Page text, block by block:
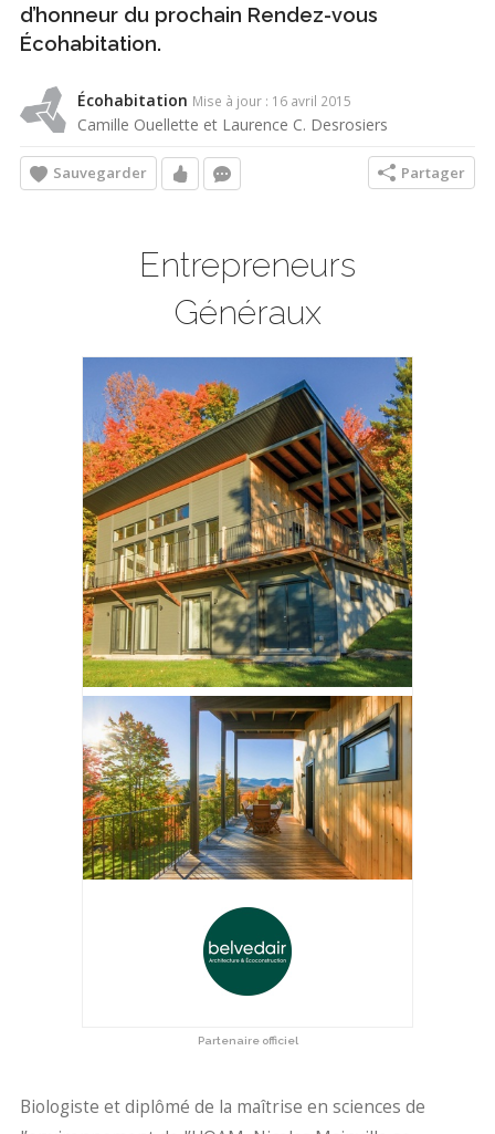
d’honneur du prochain Rendez-vous
Écohabitation.
Écohabitation Mise à jour : 16 avril 2015
Camille Ouellette et Laurence C. Desrosiers
Sauvegarder Partager
Entrepreneurs
Généraux
Partenaire officiel
Biologiste et diplômé de la maîtrise en sciences de